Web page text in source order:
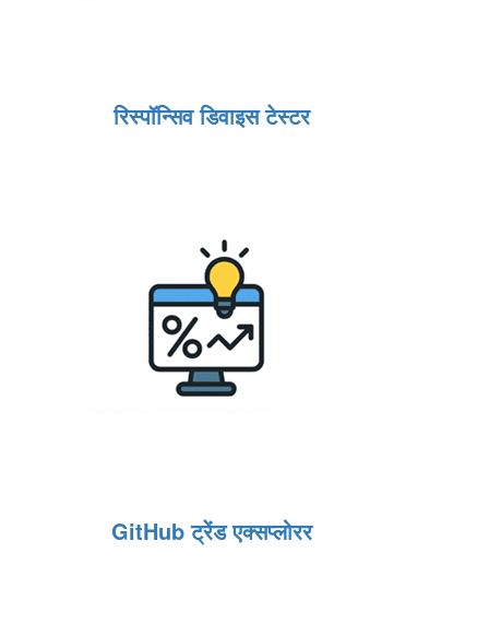
रिस्पॉन्सिव डिवाइस टेस्टर
GitHub ट्रेंड एक्सप्लोरर